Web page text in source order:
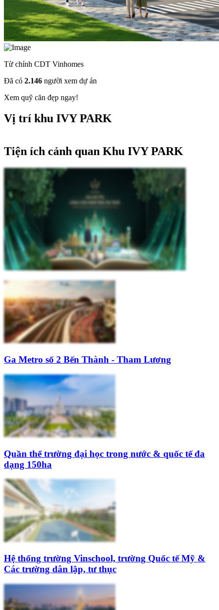
Từ chính CDT Vinhomes
Đã có 2.146 người xem dự án
Xem quỹ căn đẹp ngay!
Vị trí khu IVY PARK
Tiện ích cảnh quan Khu IVY PARK
Ga Metro số 2 Bến Thành - Tham Lương
Quần thể trường đại học trong nước & quốc tế đa
dạng 150ha
Hệ thống trường Vinschool, trường Quốc tế Mỹ &
Các trường dân lập, tư thục